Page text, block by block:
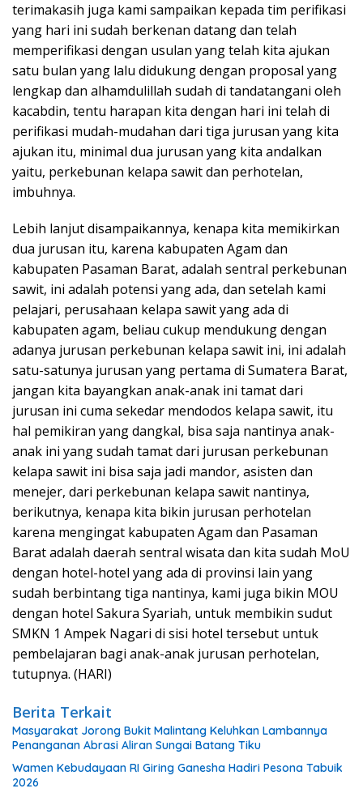
terimakasih juga kami sampaikan kepada tim perifikasi
yang hari ini sudah berkenan datang dan telah
memperifikasi dengan usulan yang telah kita ajukan
satu bulan yang lalu didukung dengan proposal yang
lengkap dan alhamdulillah sudah di tandatangani oleh
kacabdin, tentu harapan kita dengan hari ini telah di
perifikasi mudah-mudahan dari tiga jurusan yang kita
ajukan itu, minimal dua jurusan yang kita andalkan
yaitu, perkebunan kelapa sawit dan perhotelan,
imbuhnya.
Lebih lanjut disampaikannya, kenapa kita memikirkan
dua jurusan itu, karena kabupaten Agam dan
kabupaten Pasaman Barat, adalah sentral perkebunan
sawit, ini adalah potensi yang ada, dan setelah kami
pelajari, perusahaan kelapa sawit yang ada di
kabupaten agam, beliau cukup mendukung dengan
adanya jurusan perkebunan kelapa sawit ini, ini adalah
satu-satunya jurusan yang pertama di Sumatera Barat,
jangan kita bayangkan anak-anak ini tamat dari
jurusan ini cuma sekedar mendodos kelapa sawit, itu
hal pemikiran yang dangkal, bisa saja nantinya anak-
anak ini yang sudah tamat dari jurusan perkebunan
kelapa sawit ini bisa saja jadi mandor, asisten dan
menejer, dari perkebunan kelapa sawit nantinya,
berikutnya, kenapa kita bikin jurusan perhotelan
karena mengingat kabupaten Agam dan Pasaman
Barat adalah daerah sentral wisata dan kita sudah MoU
dengan hotel-hotel yang ada di provinsi lain yang
sudah berbintang tiga nantinya, kami juga bikin MOU
dengan hotel Sakura Syariah, untuk membikin sudut
SMKN 1 Ampek Nagari di sisi hotel tersebut untuk
pembelajaran bagi anak-anak jurusan perhotelan,
tutupnya. (HARI)
Berita Terkait
Masyarakat Jorong Bukit Malintang Keluhkan Lambannya
Penanganan Abrasi Aliran Sungai Batang Tiku
Wamen Kebudayaan RI Giring Ganesha Hadiri Pesona Tabuik
2026